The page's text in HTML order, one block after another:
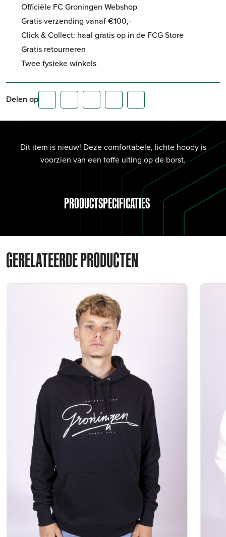
Officiële FC Groningen Webshop
Gratis verzending vanaf €100,-
Click & Collect: haal gratis op in de FCG Store
Gratis retourneren
Twee fysieke winkels
Delen op
Dit item is nieuw! Deze comfortabele, lichte hoody is
voorzien van een toffe uiting op de borst.
PRODUCTSPECIFICATIES
GERELATEERDE PRODUCTEN